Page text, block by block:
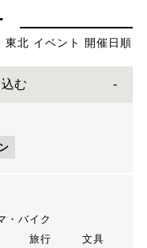
東北 イベント 開催日順
む
・バイク
旅行
文具